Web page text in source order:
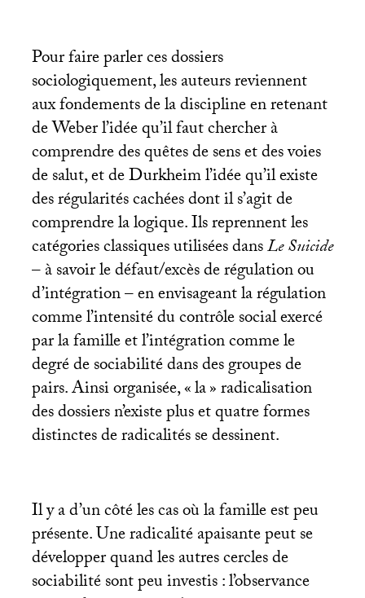
Pour faire parler ces dossiers
sociologiquement, les auteurs reviennent
aux fondements de la discipline en retenant
de Weber l’idée qu’il faut chercher à
comprendre des quêtes de sens et des voies
de salut, et de Durkheim l’idée qu’il existe
des régularités cachées dont il s’agit de
comprendre la logique. Ils reprennent les
catégories classiques utilisées dansLe Suicide
– à savoir le défaut/excès de régulation ou
d’intégration – en envisageant la régulation
comme l’intensité du contrôle social exercé
par la famille et l’intégration comme le
degré de sociabilité dans des groupes de
pairs. Ainsi organisée, «la» radicalisation
des dossiers n’existe plus et quatre formes
distinctes de radicalités se dessinent.
Il y a d’un côté les cas où la famille est peu
présente. Une radicalité apaisante peut se
développer quand les autres cercles de
sociabilité sont peu investis : l’observance